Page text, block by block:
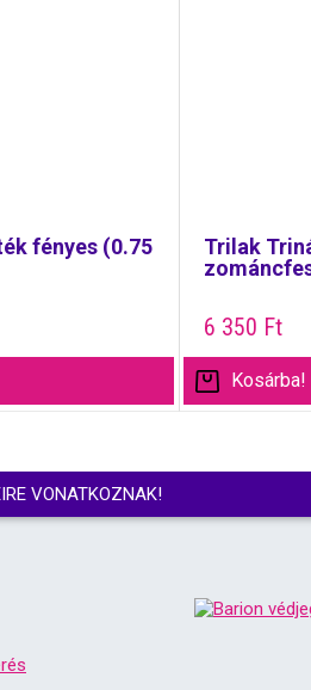
fényes (0.75
Trilak
6 350 Ft
Kosárba!
VONATKOZNAK!